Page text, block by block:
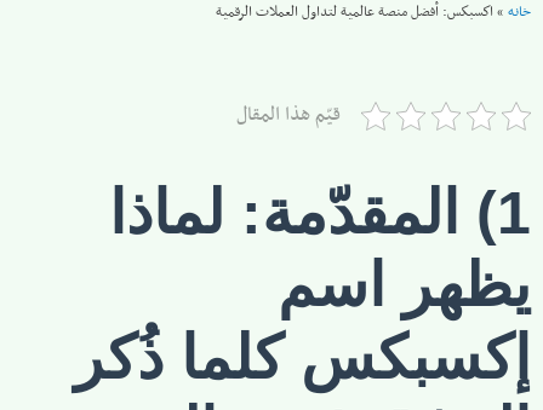
خانه » اكسبكس: أفضل منصة عالمية لتداول العملات الرقمية
قيّم هذا المقال
1) المقدّمة: لماذا
يظهر اسم
إكسبكس كلما ذُكر